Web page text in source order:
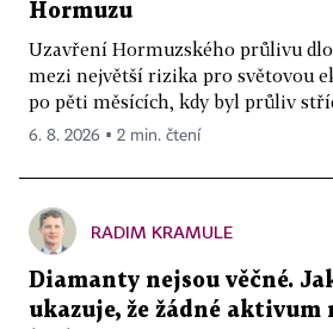
Hormuzu
Uzavření Hormuzského průlivu
mezi největší rizika pro světovou
po pěti měsících, kdy byl průliv
6. 8. 2026 ▪ 2 min. čtení
RADIM KRAMULE
Diamanty nejsou věčné.
ukazuje, že žádné aktivum